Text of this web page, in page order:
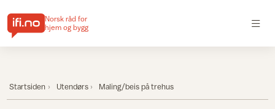
Norsk råd for
hjem og bygg
Startsiden Utendørs Maling/beis på trehus